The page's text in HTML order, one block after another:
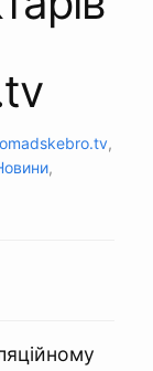
,
,